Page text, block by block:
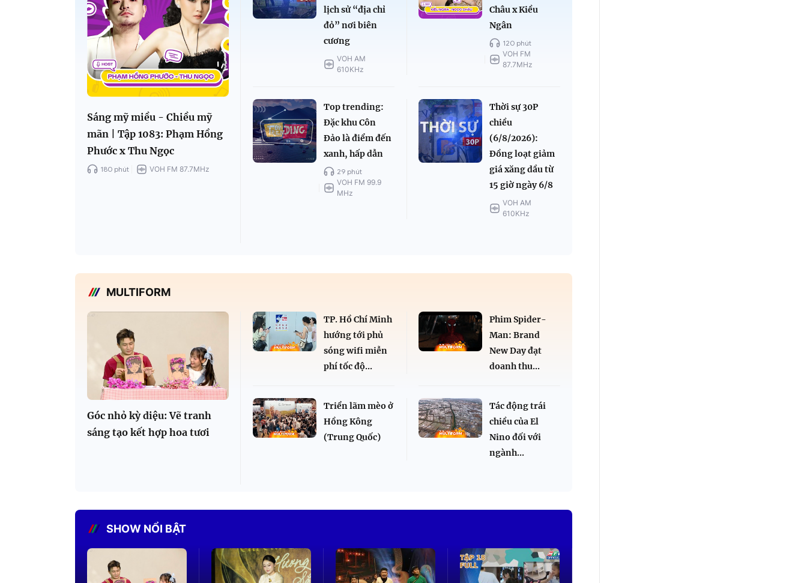
Sáng mỹ miều - Chiều mỹ
mãn | Tập 1083: Phạm Hồng
Phước x Thu Ngọc
180 phút VOH FM 87.7MHz
lịch sử “địa chỉ
đỏ” nơi biên
cương
VOH AM
610KHz
Châu x Kiều
Ngân
120 phút
VOH FM
87.7MHz
Top trending:
Đặc khu Côn
Đảo là điểm đến
xanh, hấp dẫn
29 phút
VOH FM 99.9
MHz
Thời sự 30P
chiều
(6/8/2026):
Đồng loạt giảm
giá xăng dầu từ
15 giờ ngày 6/8
VOH AM
610KHz
MULTIFORM
Góc nhỏ kỳ diệu: Vẽ tranh
sáng tạo kết hợp hoa tươi
TP. Hồ Chí Minh
hướng tới phủ
sóng wifi miễn
phí tốc độ...
Phim Spider-
Man: Brand
New Day đạt
doanh thu...
Triển lãm mèo ở
Hồng Kông
(Trung Quốc)
Tác động trái
chiều của El
Nino đối với
ngành...
SHOW NỔI BẬT